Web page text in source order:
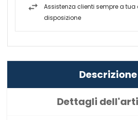
Assistenza clienti sempre a
disposizione
Descrizione
Dettagli